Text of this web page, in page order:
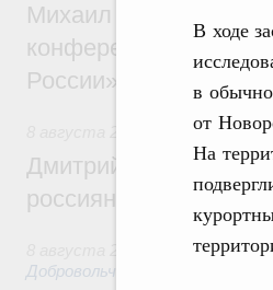
В ходе
в
от
На
Михаил Мишустин
конференции
России»
Спорт
Дмитрий
россиян с Днём
Социальные
Добровольчество и